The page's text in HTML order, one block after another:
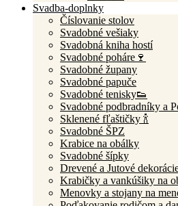
Svadba-doplnky
Číslovanie stolov
Svadobné vešiaky
Svadobná kniha hostí
Svadobné poháre🍷
Svadobné župany
Svadobné papuče
Svadobné tenisky👟
Svadobné podbradníky a
Sklenené fľaštičky 🍾
Svadobné ŠPZ
Krabice na obálky
Svadobné šípky
Drevené a Jutové
Krabičky a vankúšiky na
Menovky a stojany na